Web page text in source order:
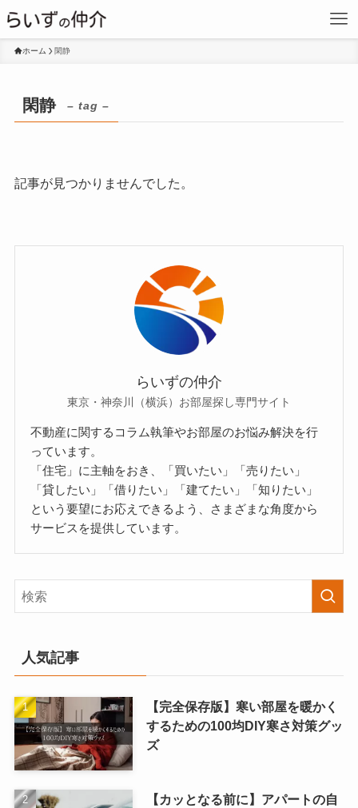
ホーム 閑静
閑静 – tag –
記事が見つかりませんでした。
らいずの仲介
東京・神奈川（横浜）お部屋探し専門サイト
不動産に関するコラム執筆やお部屋のお悩み解決を行
っています。
「住宅」に主軸をおき、「買いたい」「売りたい」
「貸したい」「借りたい」「建てたい」「知りたい」
という要望にお応えできるよう、さまざまな角度から
サービスを提供しています。
人気記事
【完全保存版】寒い部屋を暖かく
するための100均DIY寒さ対策グッ
ズ
【カッとなる前に】アパートの自